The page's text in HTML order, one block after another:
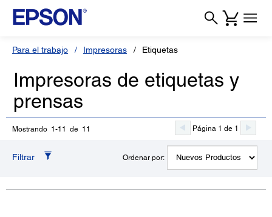
Para el trabajo Impresoras Etiquetas
Impresoras de etiquetas y
prensas
Mostrando 1-11 de 11 Página 1 de 1
Filtrar Ordenar por: